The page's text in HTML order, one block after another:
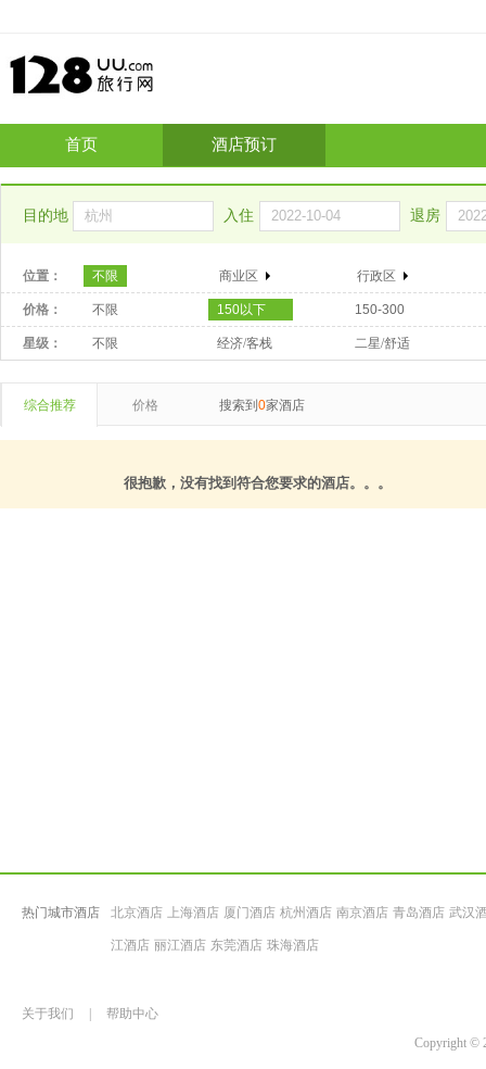
首页 酒店预订
目的地 入住 退房
位置： 不限 商业区 行政区
价格： 不限 150以下 150-300
星级： 不限 经济/客栈 二星/舒适
综合推荐 价格 搜索到 0家酒店
很抱歉，没有找到符合您要求的酒店。。。
热门城市酒店 北京酒店 上海酒店 厦门酒店 杭州酒店 南京酒店 青岛酒店 武汉
江酒店 丽江酒店 东莞酒店 珠海酒店
关于我们
帮助中心
Copyright ©